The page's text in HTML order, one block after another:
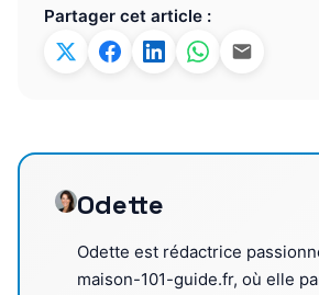
Partager cet article :
Odette
Odette est rédactrice
maison-101-guide.fr, où elle